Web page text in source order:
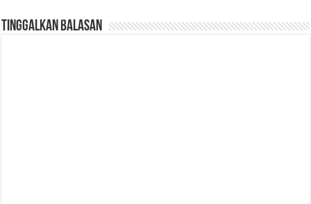
Tinggalkan Balasan